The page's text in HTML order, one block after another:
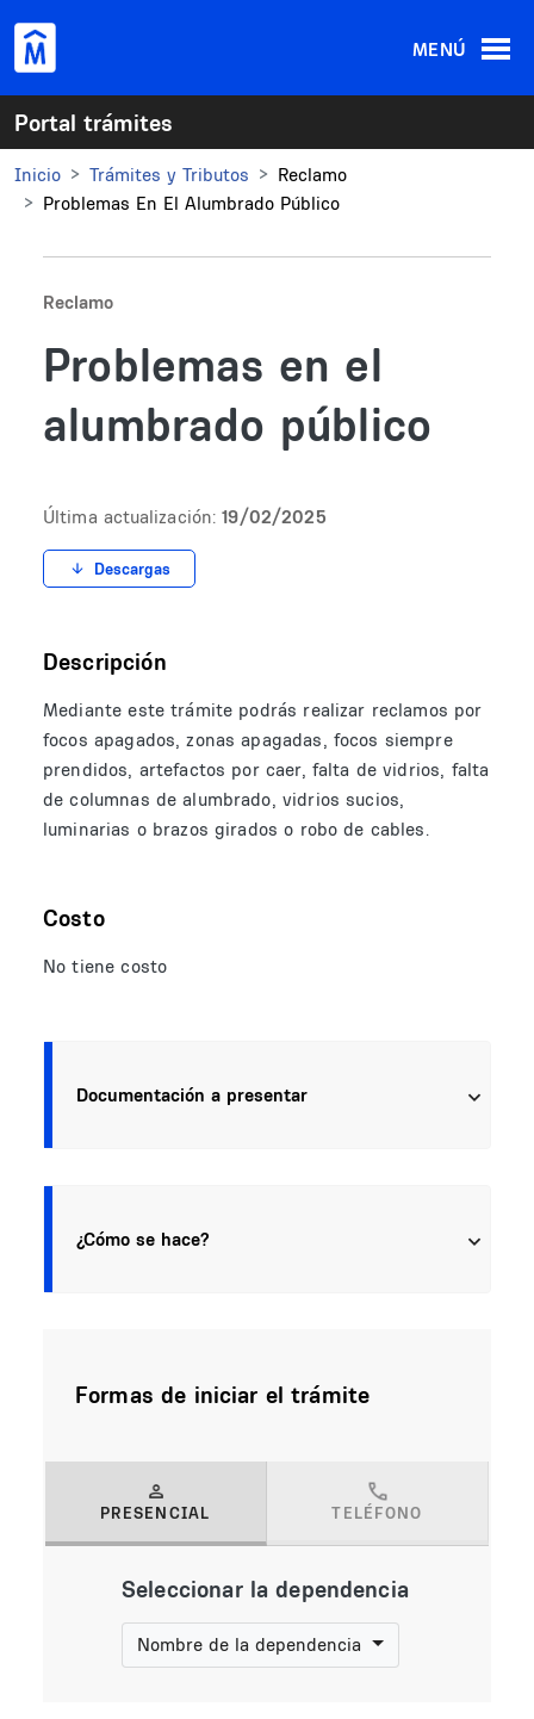
MENÚ
Portal trámites
Inicio Trámites y Tributos
Reclamo
Problemas En El Alumbrado Público
Reclamo
Problemas en el
alumbrado público
Última actualización: 19/02/2025
Descargas
Descripción
Mediante este trámite podrás realizar reclamos por
focos apagados, zonas apagadas, focos siempre
prendidos, artefactos por caer, falta de vidrios, falta
de columnas de alumbrado, vidrios sucios,
luminarias o brazos girados o robo de cables.
Costo
No tiene costo
Documentación a presentar
¿Cómo se hace?
Formas de iniciar el trámite
PRESENCIAL
TELÉFONO
Seleccionar la dependencia
Nombre de la dependencia